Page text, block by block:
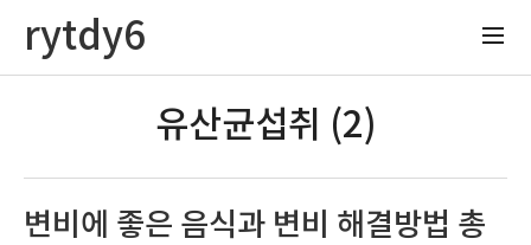
rytdy6
유산균섭취 (2)
변비에 좋은 음식과 변비 해결방법 총